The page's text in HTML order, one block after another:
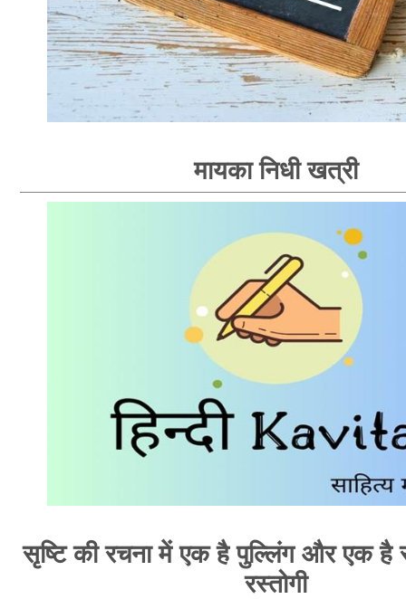
मायका निधी खत्री
सृष्टि की रचना में एक है पुल्लिंग और एक है
रस्तोगी